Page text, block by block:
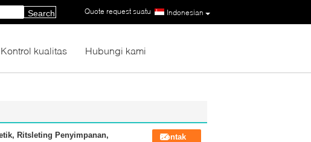
Indonesian
Quote request suatu |
Search
Kontrol kualitas Hubungi kami
Ritsleting Penyimpanan,
Kontak